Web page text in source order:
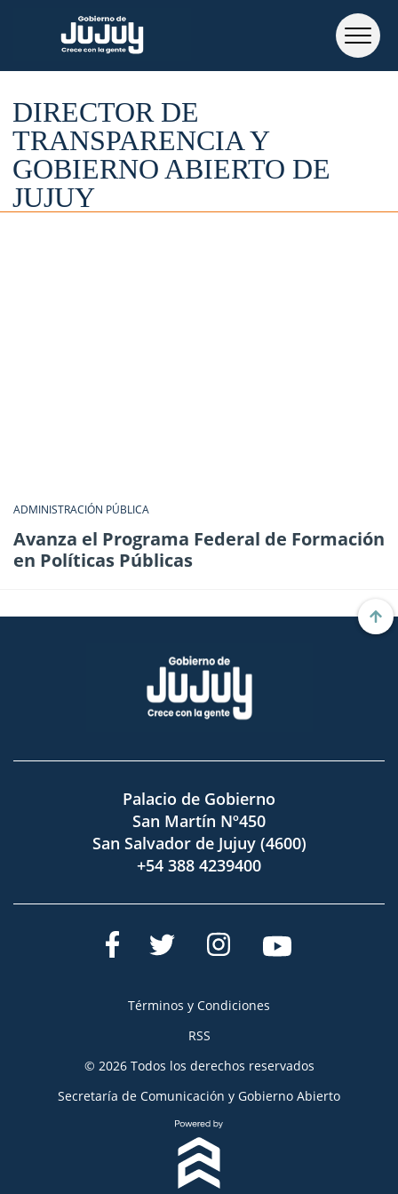
DIRECTOR DE
TRANSPARENCIA Y
GOBIERNO ABIERTO DE
JUJUY
ADMINISTRACIÓN PÚBLICA
Avanza el Programa Federal de Formación
en Políticas Públicas
Palacio de Gobierno
San Martín Nº450
San Salvador de Jujuy (4600)
+54 388 4239400
Términos y Condiciones
RSS
© 2026 Todos los derechos reservados
Secretaría de Comunicación y Gobierno Abierto